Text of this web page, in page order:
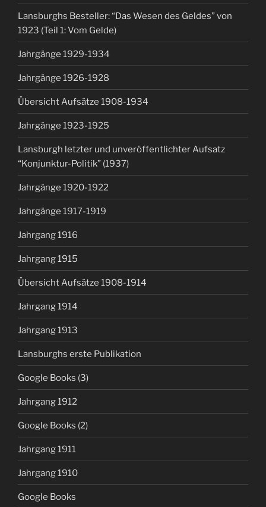
Lansburghs Besteller: “Das Wesen des Geldes” von
1923 (Teil 1: Vom Gelde)
Jahrgänge 1929-1934
Jahrgänge 1926-1928
Übersicht Aufsätze 1908-1934
Jahrgänge 1923-1925
Lansburgh letzter und unveröffentlichter Aufsatz
“Konjunktur-Politik” (1937)
Jahrgänge 1920-1922
Jahrgänge 1917-1919
Jahrgang 1916
Jahrgang 1915
Übersicht Aufsätze 1908-1914
Jahrgang 1914
Jahrgang 1913
Lansburghs erste Publikation
Google Books (3)
Jahrgang 1912
Google Books (2)
Jahrgang 1911
Jahrgang 1910
Google Books